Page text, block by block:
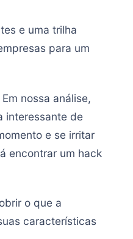
e uma trilha
para um
nossa análise,
interessante de
e se irritar
encontrar um hack
o que a
características